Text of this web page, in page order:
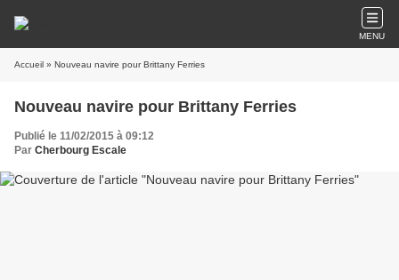
MENU
Accueil » Nouveau navire pour Brittany Ferries
Nouveau navire pour Brittany Ferries
Publié le 11/02/2015 à 09:12
Par Cherbourg Escale